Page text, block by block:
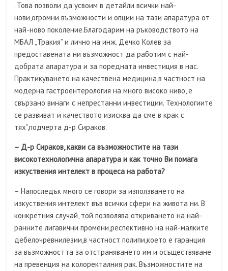
„Това позволи да усвоим в детайли всички най-
нови,огромни възможности и опции на тази апаратура от
най-ново поколение.Благодарим на ръководството на
МБАЛ „Тракия” и лично на инж. Дечко Колев за
предоставената ни възможност да работим с най-
добрата апаратура и за поредната инвестиция в нас.
Практикуването на качествена медицина,в частност на
модерна гастроентерология на много високо ниво, е
свързано винаги с непрестанни инвестиции. Технологиите
се развиват и качеството изисква да сме в крак с
тях”,подчерта д-р Сираков.
– Д-р Сираков, какви са възможностите на тази
високотехнологична апаратура и как точно Ви помага
изкуствения интелект в процеса на работа?
– Напоследък много се говори за използването на
изкуствения интелект във всички сфери на живота ни. В
конкретния случай, той позволява откриването на най-
ранните лигавични промени,респективно на най-малките
дебелочревнилезии,в частност полипи,което е гаранция
за възможността за отстраняването им и осъществяване
на превенция на колоректалния рак. Възможностите на